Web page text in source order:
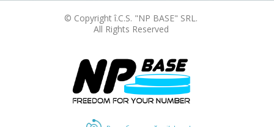
© Copyright î.C.S. "NP BASE" SRL.
All Rights Reserved